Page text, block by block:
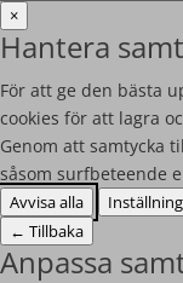
×
Hantera
För att ge den bästa
cookies för att lagra
Genom att samtycka
såsom surfbeteende
Avvisa alla
← Tillbaka
Anpassa